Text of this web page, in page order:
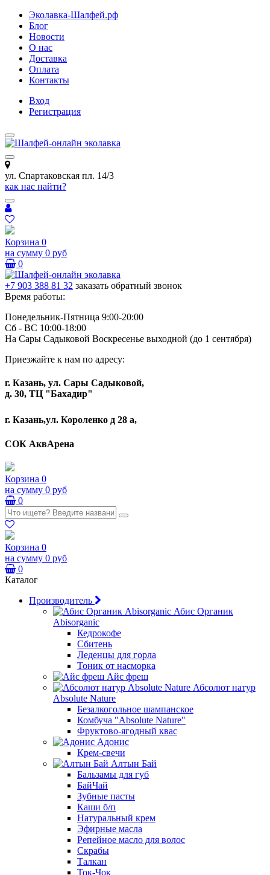
Эколавка-Шалфей.рф
Блог
Новости
О нас
Доставка
Оплата
Контакты
Вход
Регистрация
ул. Спартаковская пл. 14/3
как нас найти?
Корзина 0
на сумму 0 руб
0
+7 903 388 81 32 заказать обратный звонок
Время работы:
Понедельник-Пятница 9:00-20:00
Сб - ВС 10:00-18:00
На Сары Садыковой Воскресенье выходной (до 1 сентября)
Приезжайте к нам по адресу:
г. Казань, ул. Сары Садыковой,
д. 30, ТЦ "Бахадир"
г. Казань,ул. Короленко д 28 а,
СОК АквАрена
Корзина 0
на сумму 0 руб
0
Корзина 0
на сумму 0 руб
0
Каталог
Производитель
Абис Органик
Abisorganic
Кедрокофе
Сбитень
Леденцы для горла
Тоник от насморка
Айс фреш
Абсолют натур
Absolute Nature
Безалкогольное шампанское
Комбуча "Absolute Nature"
Фруктово-ягодный квас
Адонис
Крем-свечи
Алтын Бай
Бальзамы для губ
БайЧай
Зубные пасты
Каши б/п
Натуральный крем
Эфирные масла
Репейное масло для волос
Скрабы
Талкан
Ток-Чок